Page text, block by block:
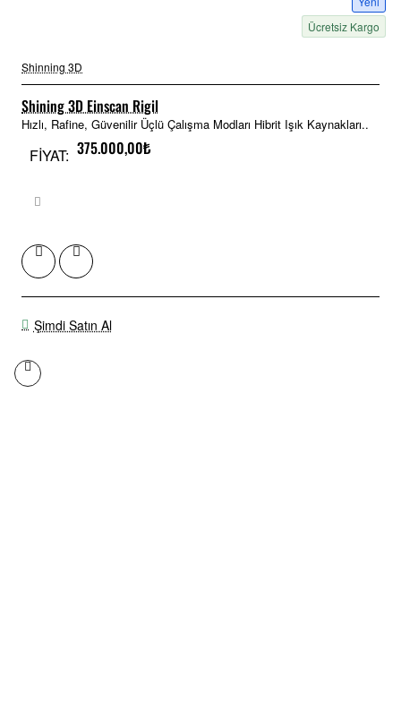
Ücretsiz Kargo
Shinning 3D
Shining 3D Einscan Rigil
Hızlı, Rafine, Güvenilir Üçlü Çalışma Modları Hibrit Işık Kaynakları..
FİYAT: 375.000,00₺
Şimdi Satın Al